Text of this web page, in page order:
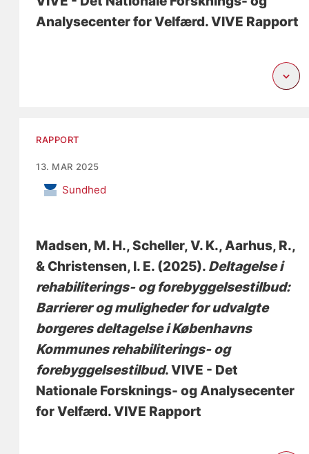
Analysecenter for Velfærd. VIVE Rapport
RAPPORT
13. MAR 2025
Sundhed
Madsen, M. H., Scheller, V. K., Aarhus, R.,
& Christensen, I. E. (2025). Deltagelse i
rehabiliterings- og forebyggelsestilbud:
Barrierer og muligheder for udvalgte
borgeres deltagelse i Københavns
Kommunes rehabiliterings- og
forebyggelsestilbud. VIVE - Det
Nationale Forsknings- og Analysecenter
for Velfærd. VIVE Rapport